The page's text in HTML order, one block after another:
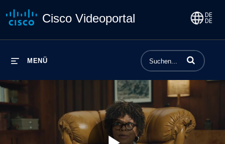
Cisco Videoportal
MENÜ Begriffe